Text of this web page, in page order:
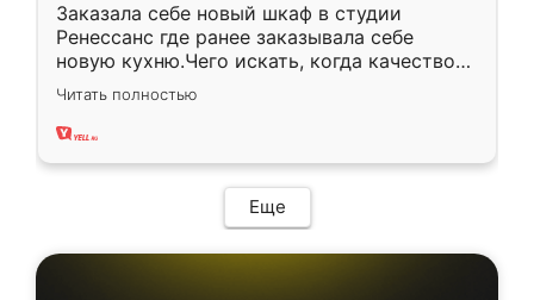
Заказала себе новый шкаф в студии
Ренессанс где ранее заказывала себе
новую кухню.Чего искать, когда качеством
вполне довольна. Служит кухня уже почти
два года, нареканий нет.
Читать полностью
Еще